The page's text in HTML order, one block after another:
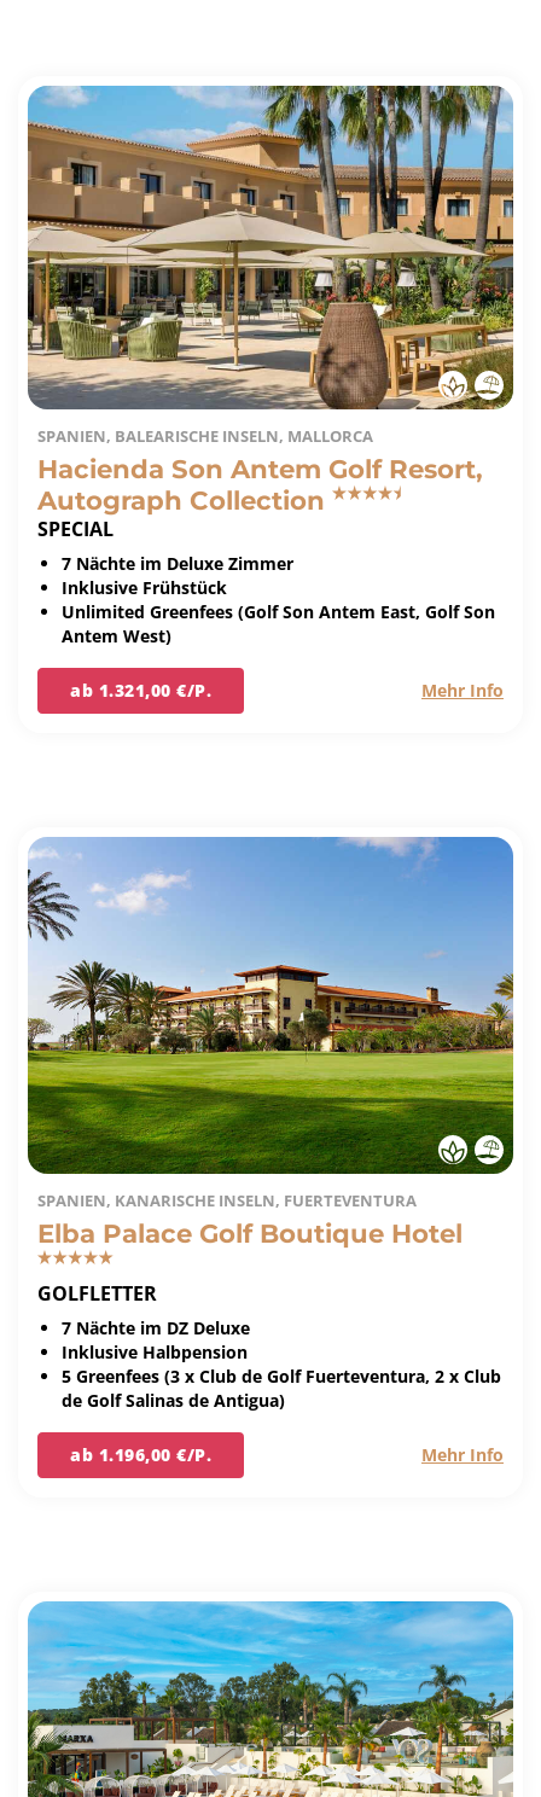
SPANIEN, BALEARISCHE INSELN, MALLORCA
Hacienda Son Antem Golf Resort,
Autograph Collection
SPECIAL
7 Nächte im Deluxe Zimmer
Inklusive Frühstück
Unlimited Greenfees (Golf Son Antem East, Golf Son
Antem West)
ab 1.321,00 €/P. Mehr Info
SPANIEN, KANARISCHE INSELN, FUERTEVENTURA
Elba Palace Golf Boutique Hotel
GOLFLETTER
7 Nächte im DZ Deluxe
Inklusive Halbpension
5 Greenfees (3 x Club de Golf Fuerteventura, 2 x Club
de Golf Salinas de Antigua)
ab 1.196,00 €/P. Mehr Info